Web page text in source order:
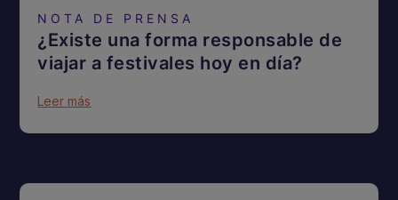
NOTA DE PRENSA
¿Existe una forma responsable de
viajar a festivales hoy en día?
Leer más